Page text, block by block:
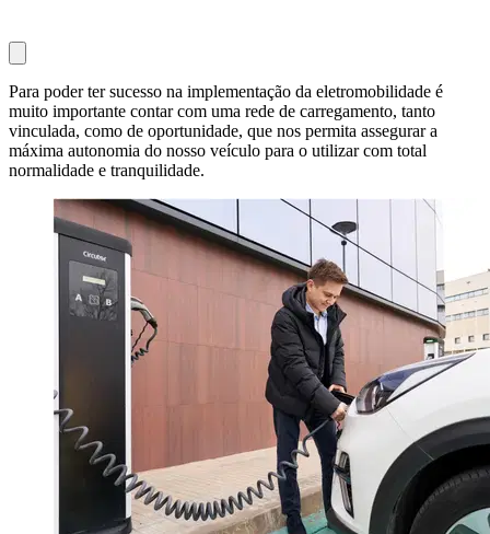
Para poder ter sucesso na implementação da eletromobilidade é
muito importante contar com uma rede de carregamento, tanto
vinculada, como de oportunidade, que nos permita assegurar a
máxima autonomia do nosso veículo para o utilizar com total
normalidade e tranquilidade.